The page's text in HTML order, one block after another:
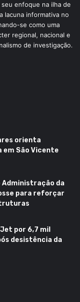
enfoque na ilha de
lacuna informativa no
se como uma
regional, nacional e
de investigação.
orienta
São Vicente
Administração da
para reforçar
por 6,7 mil
desistência da